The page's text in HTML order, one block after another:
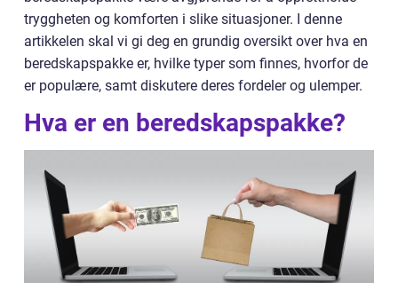
tryggheten og komforten i slike situasjoner. I denne
artikkelen skal vi gi deg en grundig oversikt over hva en
beredskapspakke er, hvilke typer som finnes, hvorfor de
er populære, samt diskutere deres fordeler og ulemper.
Hva er en beredskapspakke?